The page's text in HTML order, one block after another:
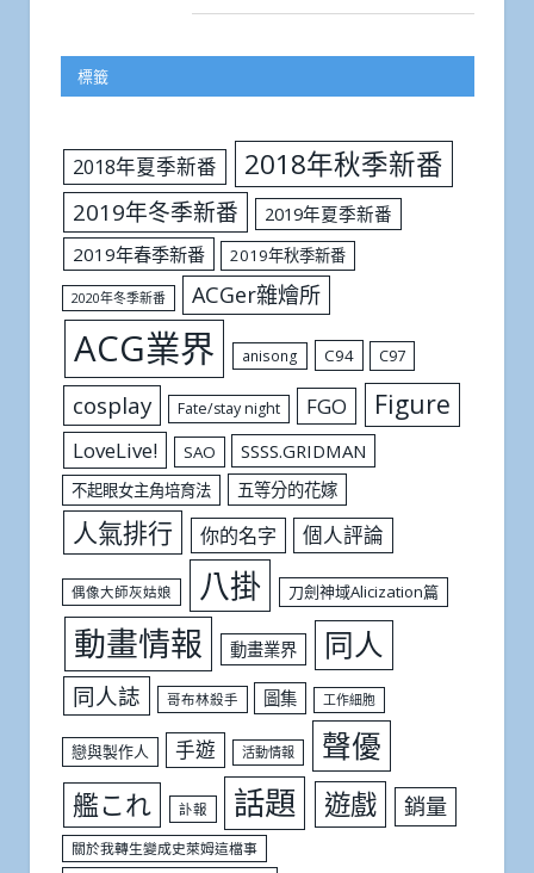
標籤
2018年夏季新番 2018年秋季新番
2019年冬季新番
2019年夏季新番
2019年春季新番
2019年秋季新番
2020年冬季新番 ACGer雜燴所
ACG業界 anisong C94 C97
cosplay Fate/stay night FGO Figure
LoveLive! SAO SSSS.GRIDMAN
不起眼女主角培育法 五等分的花嫁
人氣排行 你的名字 個人評論
偶像大師灰姑娘 八掛 刀劍神域Alicization篇
動畫情報 動畫業界 同人
同人誌 哥布林殺手 圖集 工作細胞
戀與製作人 手遊 活動情報 聲優
艦これ 訃報 話題 遊戲 銷量
關於我轉生變成史萊姆這檔事